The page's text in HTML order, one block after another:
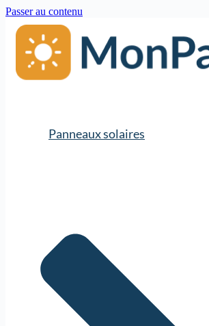
Passer au contenu
Panneaux solaires